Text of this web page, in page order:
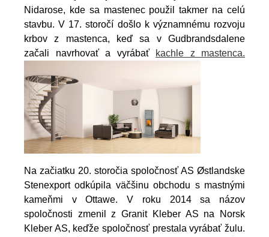
Nidarose, kde sa mastenec použil takmer na celú
stavbu. V 17. storočí došlo k významnému rozvoju
krbov z mastenca, keď sa v Gudbrandsdalene
začali navrhovať a vyrábať
kachle z mastenca.
Na začiatku 20. storočia spoločnosť AS Østlandske
Stenexport odkúpila väčšinu obchodu s mastnými
kameňmi v Ottawe. V roku 2014 sa názov
spoločnosti zmenil z Granit Kleber AS na Norsk
Kleber AS, keďže spoločnosť prestala vyrábať žulu.